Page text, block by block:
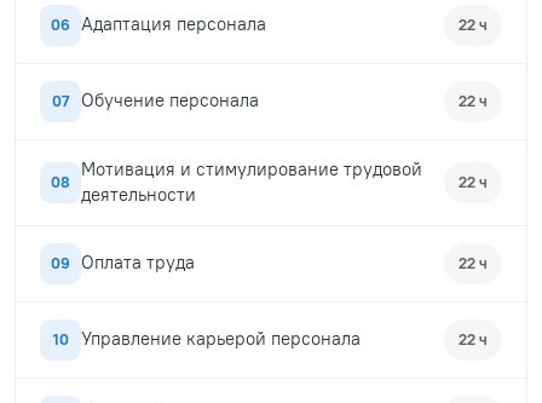
06 Адаптация персонала 22 ч
07 Обучение персонала 22 ч
08
Мотивация и стимулирование трудовой
деятельности
22 ч
09 Оплата труда 22 ч
10 Управление карьерой персонала 22 ч